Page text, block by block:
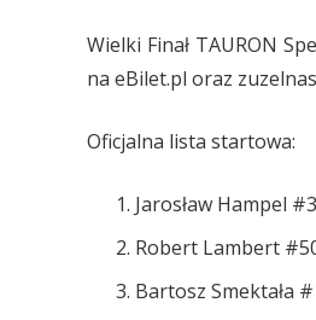
Wielki Finał TAURON
na eBilet.pl oraz
Oficjalna lista startowa:
Jarosław Hampel
Robert Lambert
Bartosz Smektała